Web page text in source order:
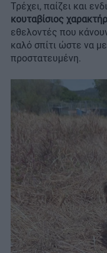
Τρέχει, παίζει και
κουταβίσιος
εθελοντές που
καλό σπίτι ώστε να
προστατευμένη.